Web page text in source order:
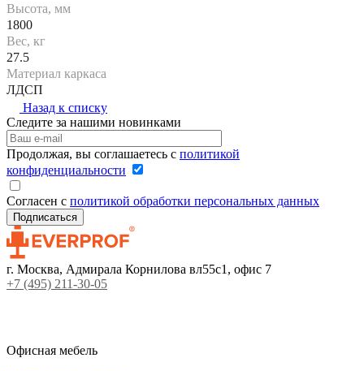
Высота, мм
1800
Вес, кг
27.5
Материал каркаса
ЛДСП
Назад к списку
Следите за нашими новинками
Продолжая, вы соглашаетесь с политикой
конфиденциальности
Согласен с политикой обработки персональных данных
г. Москва, Адмирала Корнилова вл55с1, офис 7
+7 (495) 211-30-05
Офисная мебель